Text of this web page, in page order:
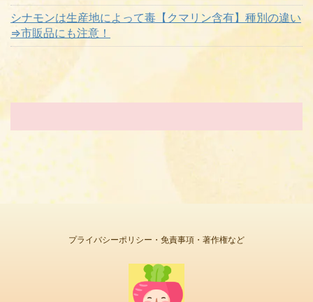
シナモンは生産地によって毒【クマリン含有】種別の違い
⇒市販品にも注意！
プライバシーポリシー・免責事項・著作権など